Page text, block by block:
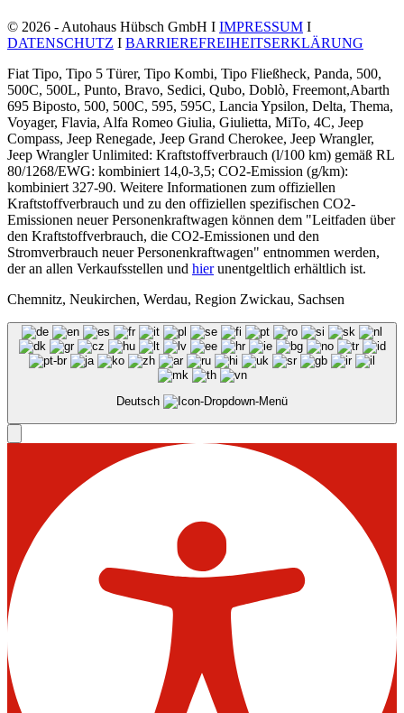
© 2026 - Autohaus Hübsch GmbH I IMPRESSUM I
DATENSCHUTZ I BARRIEREFREIHEITSERKLÄRUNG
Fiat Tipo, Tipo 5 Türer, Tipo Kombi, Tipo Fließheck, Panda, 500,
500C, 500L, Punto, Bravo, Sedici, Qubo, Doblò, Freemont,Abarth
695 Biposto, 500, 500C, 595, 595C, Lancia Ypsilon, Delta, Thema,
Voyager, Flavia, Alfa Romeo Giulia, Giulietta, MiTo, 4C, Jeep
Compass, Jeep Renegade, Jeep Grand Cherokee, Jeep Wrangler,
Jeep Wrangler Unlimited: Kraftstoffverbrauch (l/100 km) gemäß RL
80/1268/EWG: kombiniert 14,0-3,5; CO2-Emission (g/km):
kombiniert 327-90. Weitere Informationen zum offiziellen
Kraftstoffverbrauch und zu den offiziellen spezifischen CO2-
Emissionen neuer Personenkraftwagen können dem "Leitfaden über
den Kraftstoffverbrauch, die CO2-Emissionen und den
Stromverbrauch neuer Personenkraftwagen" entnommen werden,
der an allen Verkaufsstellen und hierunentgeltlich erhältlich ist.
Chemnitz, Neukirchen, Werdau, Region Zwickau, Sachsen
Deutsch